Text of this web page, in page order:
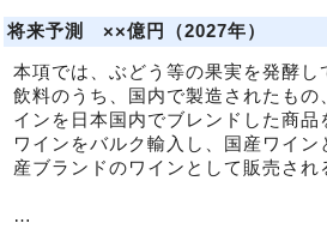
将来予測 ××億円（2027年）
本項では、ぶどう等の果実を発酵し
飲料のうち、国内で製造されたもの
インを日本国内でブレンドした商品
ワインをバルク輸入し、国産ワイン
産ブランドのワインとして販売され
…